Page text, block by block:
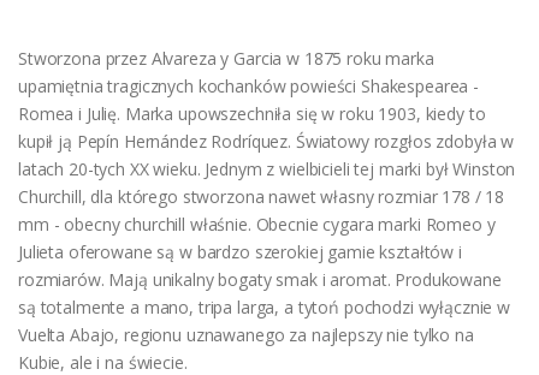
Stworzona przez Alvareza y Garcia w 1875 roku marka
upamiętnia tragicznych kochanków powieści Shakespearea -
Romea i Julię. Marka upowszechniła się w roku 1903, kiedy to
kupił ją Pepín Hernández Rodríquez. Światowy rozgłos zdobyła w
latach 20-tych XX wieku. Jednym z wielbicieli tej marki był Winston
Churchill, dla którego stworzona nawet własny rozmiar 178 / 18
mm - obecny churchill właśnie. Obecnie cygara marki Romeo y
Julieta oferowane są w bardzo szerokiej gamie kształtów i
rozmiarów. Mają unikalny bogaty smak i aromat. Produkowane
są totalmente a mano, tripa larga, a tytoń pochodzi wyłącznie w
Vuelta Abajo, regionu uznawanego za najlepszy nie tylko na
Kubie, ale i na świecie.